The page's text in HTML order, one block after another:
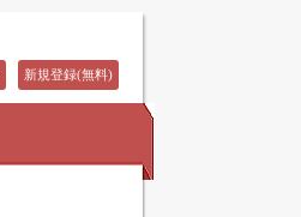
新規登録(無料)